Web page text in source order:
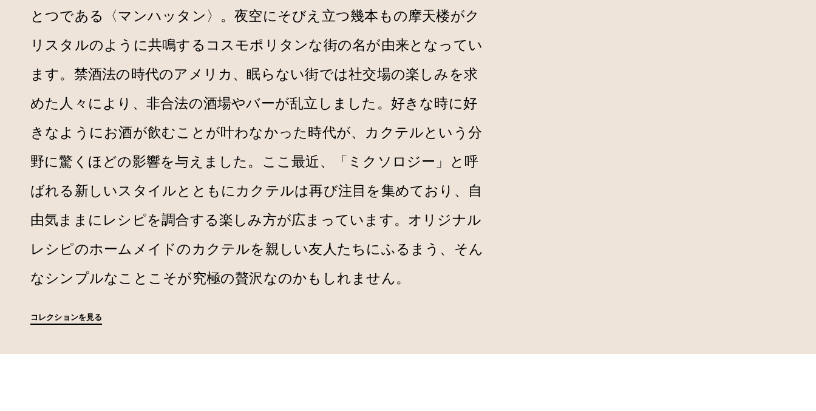
とつである〈マンハッタン〉。夜空にそびえ立つ幾本もの摩天楼がク
リスタルのように共鳴するコスモポリタンな街の名が由来となってい
ます。禁酒法の時代のアメリカ、眠らない街では社交場の楽しみを求
めた人々により、非合法の酒場やバーが乱立しました。好きな時に好
きなようにお酒が飲むことが叶わなかった時代が、カクテルという分
野に驚くほどの影響を与えました。ここ最近、「ミクソロジー」と呼
ばれる新しいスタイルとともにカクテルは再び注目を集めており、自
由気ままにレシピを調合する楽しみ方が広まっています。オリジナル
レシピのホームメイドのカクテルを親しい友人たちにふるまう、そん
なシンプルなことこそが究極の贅沢なのかもしれません。
コレクションを見る